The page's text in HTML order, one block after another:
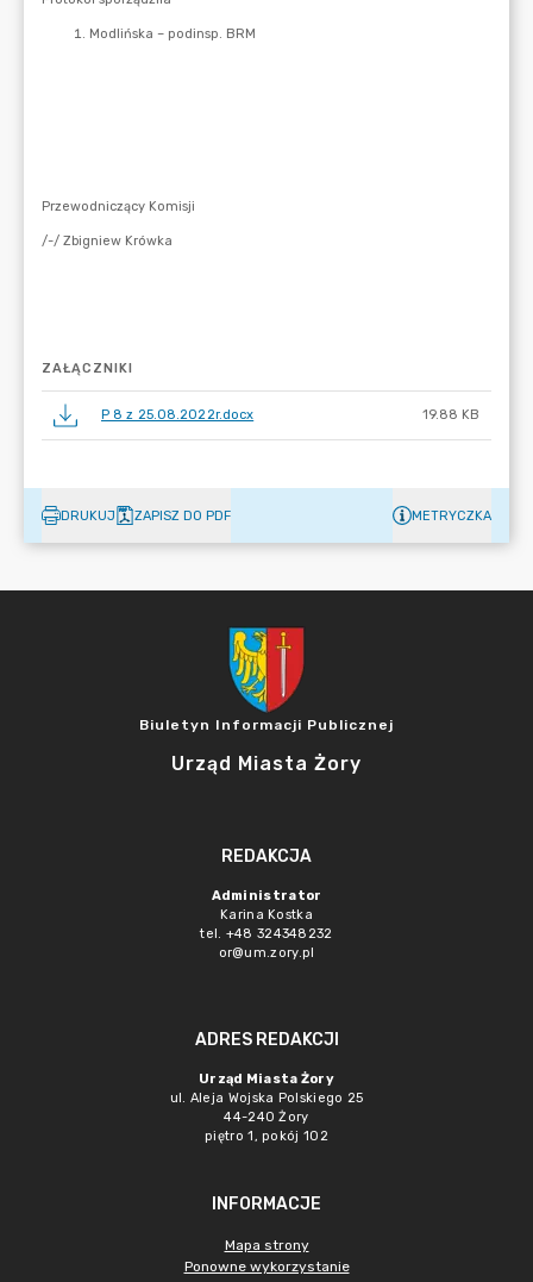
ZAŁĄCZNIKI
P 8 z 25.08.2022r.docx 19.88 KB
DRUKUJ ZAPISZ DO PDF METRYCZKA
Biuletyn Informacji Publicznej
Urząd Miasta Żory
REDAKCJA
Administrator
Karina Kostka
tel. +48 324348232
or@um.zory.pl
ADRES REDAKCJI
Urząd Miasta Żory
ul. Aleja Wojska Polskiego 25
44-240 Żory
piętro 1, pokój 102
INFORMACJE
Mapa strony
Ponowne wykorzystanie